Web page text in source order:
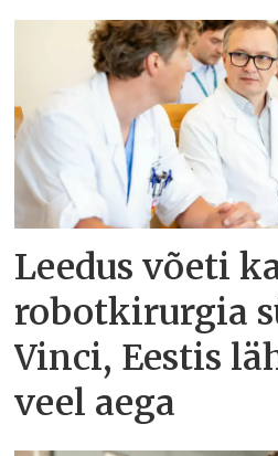
Leedus võeti
robotkirurgia
Vinci, Eestis
veel aega